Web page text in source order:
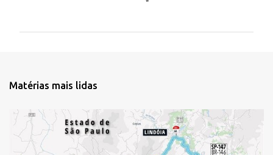
t
i
o
Matérias mais lidas